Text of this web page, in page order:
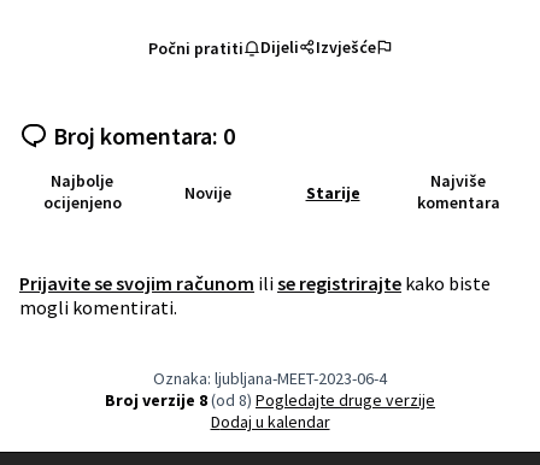
Počni pratiti Dijeli Izvješće
Broj komentara: 0
Najbolje
ocijenjeno
Novije Starije
Najviše
komentara
Prijavite se svojim računom ilise registrirajte kako biste
mogli komentirati.
Oznaka: ljubljana-MEET-2023-06-4
Broj verzije 8(od 8)
pogledajte druge verzije
Dodaj u kalendar